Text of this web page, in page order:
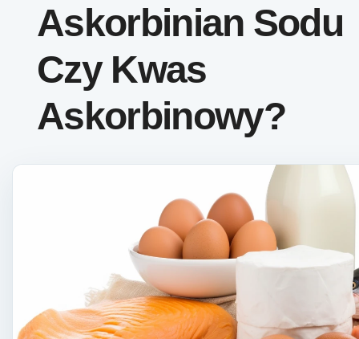
Askorbinian Sodu
Czy Kwas
Askorbinowy?